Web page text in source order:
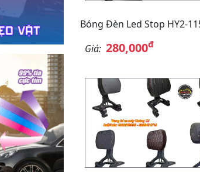
Bóng Đèn Led Stop HY2-
Giá: 280,000đ